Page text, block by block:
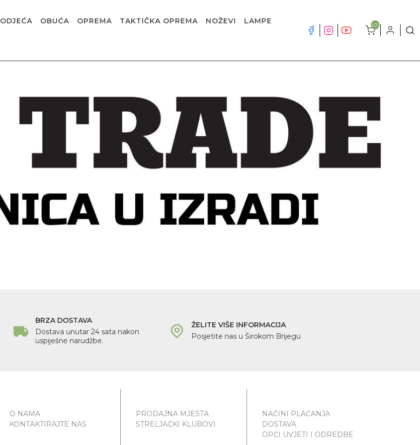
(0)
ODJEĆA OBUĆA OPREMA TAKTIČKA OPREMA NOŽEVI LAMPE
BRZA DOSTAVA
Dostava unutar 24 sata nakon
uspiješne narudžbe.
ŽELITE VIŠE INFORMACIJA
Posjetite nas u Širokom Brijegu
O NAMA
KONTAKTIRAJTE NAS
PRODAJNA MJESTA
STRELJAČKI KLUBOVI
NAČINI PLAĆANJA
DOSTAVA
OPĆI UVJETI I ODREDBE